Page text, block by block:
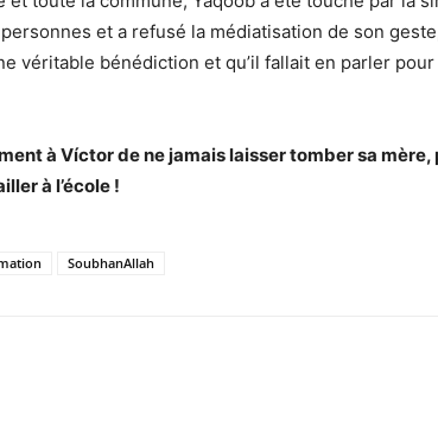
et a refusé la médiatisation de son
véritable bénédiction et qu’il fallait en parler
à Víctor de ne jamais laisser tomber sa mère,
à l’école !
SoubhanAllah